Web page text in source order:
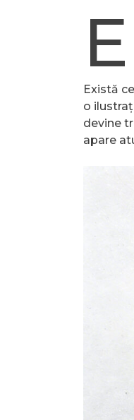
E
Există
o
devine
apare